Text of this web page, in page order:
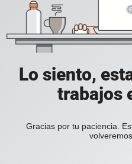
Lo siento,
trabajos
Gracias por tu paciencia.